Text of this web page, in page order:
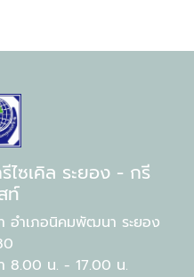
ไซเคิล ระยอง - กรี
ท์
ำเภอนิคมพัฒนา ระยอง
8.00 น. - 17.00 น.